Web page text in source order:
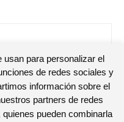
para personalizar el
de redes sociales y
información sobre el
partners de redes
pueden combinarla